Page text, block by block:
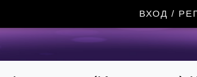
ВХОД /